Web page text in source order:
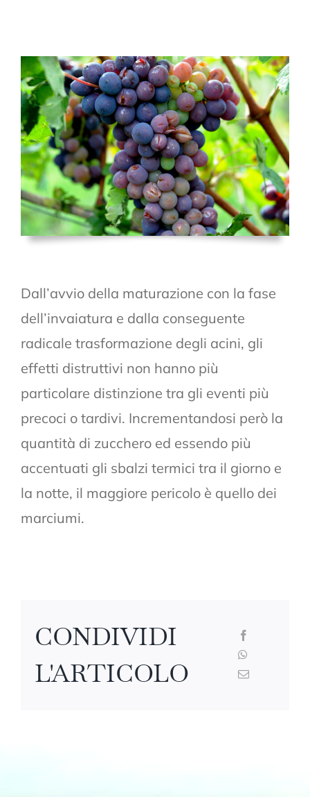
Dall’avvio della maturazione con la fase
dell’invaiatura e dalla conseguente
radicale trasformazione degli acini, gli
effetti distruttivi non hanno più
particolare distinzione tra gli eventi più
precoci o tardivi. Incrementandosi però la
quantità di zucchero ed essendo più
accentuati gli sbalzi termici tra il giorno e
la notte, il maggiore pericolo è quello dei
marciumi.
CONDIVIDI
L'ARTICOLO